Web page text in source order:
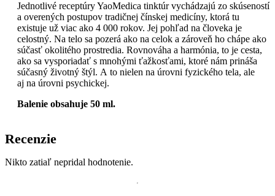
Jednotlivé receptúry YaoMedica tinktúr vychádzajú zo skúseností
a overených postupov tradičnej čínskej medicíny, ktorá tu
existuje už viac ako 4 000 rokov. Jej pohľad na človeka je
celostný. Na telo sa pozerá ako na celok a zároveň ho chápe ako
súčasť okolitého prostredia. Rovnováha a harmónia, to je cesta,
ako sa vysporiadať s mnohými ťažkosťami, ktoré nám prináša
súčasný životný štýl. A to nielen na úrovni fyzického tela, ale
aj na úrovni psychickej.
Balenie obsahuje 50 ml.
Recenzie
Nikto zatiaľ nepridal hodnotenie.